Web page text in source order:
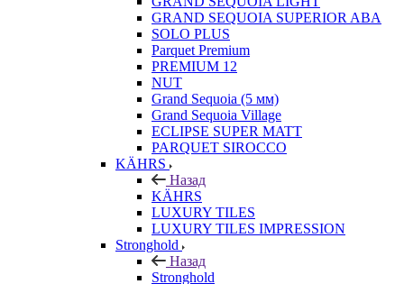
GRAND SEQUOIA SUPERIOR ABA
SOLO PLUS
Parquet Premium
PREMIUM 12
NUT
Grand Sequoia (5 мм)
Grand Sequoia Village
ECLIPSE SUPER MATT
PARQUET SIROCCO
KÄHRS
Назад
KÄHRS
LUXURY TILES
LUXURY TILES IMPRESSION
Stronghold
Назад
Stronghold